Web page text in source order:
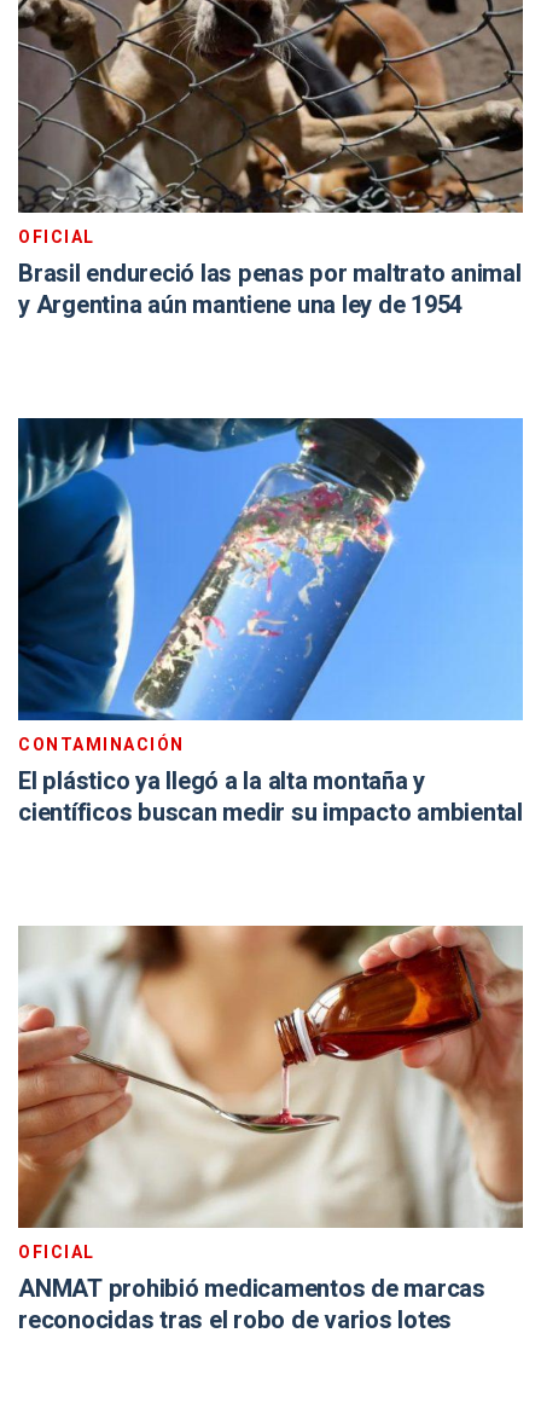
OFICIAL
Brasil endureció las penas por maltrato animal
y Argentina aún mantiene una ley de 1954
CONTAMINACIÓN
El plástico ya llegó a la alta montaña y
científicos buscan medir su impacto ambiental
OFICIAL
ANMAT prohibió medicamentos de marcas
reconocidas tras el robo de varios lotes